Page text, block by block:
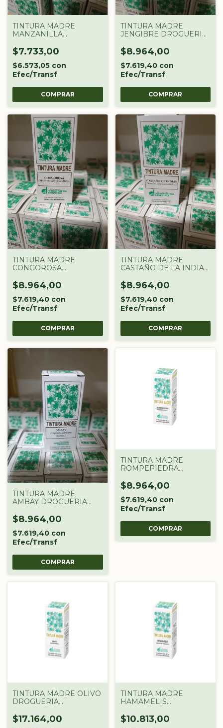
TINTURA MADRE
MANZANILLA
ARGENTINA X 60 CC
$7.733,00
$6.573,05 con
Efec/Transf
TINTURA MADRE
JENGIBRE DROGUERIA
$8.964,00
$7.619,40 con
Efec/Transf
TINTURA MADRE
CONGOROSA
ARGENTINA X 60 CC
$8.964,00
$7.619,40 con
Efec/Transf
TINTURA MADRE
CASTAÑO DE LA INDIA
ARGENTINA X 60 CC
$8.964,00
$7.619,40 con
Efec/Transf
TINTURA MADRE
AMBAY DROGUERIA
$8.964,00
$7.619,40 con
Efec/Transf
TINTURA MADRE
ROMPEPIEDRA
ARGENTINA X 60 CC
$8.964,00
$7.619,40 con
Efec/Transf
TINTURA MADRE OLIVO
DROGUERIA
$17.164,00
TINTURA MADRE
HAMAMELIS
ARGENTINA X 60CC
$10.813,00